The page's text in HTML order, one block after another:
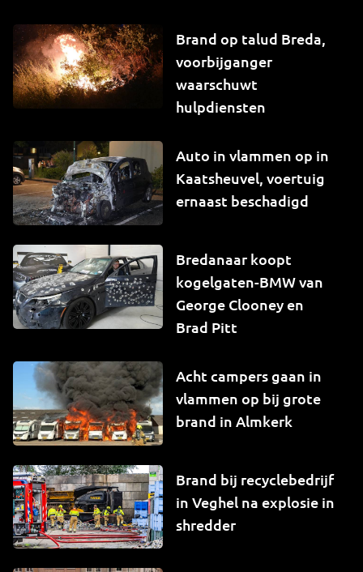
Brand op talud Breda,
voorbijganger
waarschuwt
hulpdiensten
Auto in vlammen op in
Kaatsheuvel, voertuig
ernaast beschadigd
Bredanaar koopt
kogelgaten-BMW van
George Clooney en
Brad Pitt
Acht campers gaan in
vlammen op bij grote
brand in Almkerk
Brand bij recyclebedrijf
in Veghel na explosie in
shredder